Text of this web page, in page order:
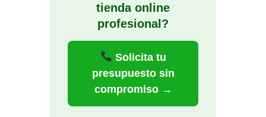
tienda online
profesional?
Solicita tu
presupuesto sin
compromiso →